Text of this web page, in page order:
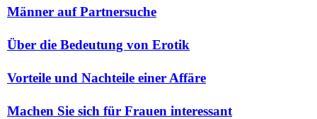
Männer auf Partnersuche
Über die Bedeutung von Erotik
Vorteile und Nachteile einer Affäre
Machen Sie sich für Frauen interessant